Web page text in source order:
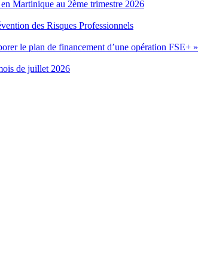
Martinique au 2ème trimestre 2026
des Risques Professionnels
le plan de financement d’une opération FSE+ »
de juillet 2026